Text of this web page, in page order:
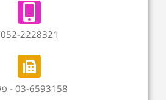
052-2228321
03-6593158 - פקס